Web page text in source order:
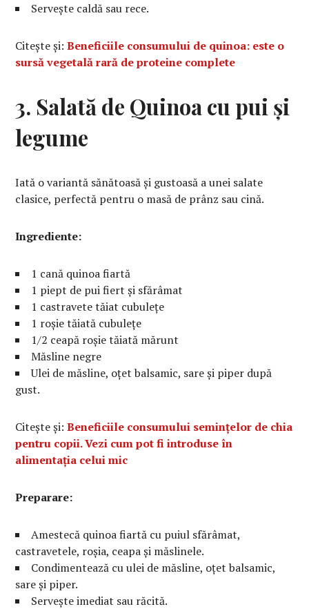
Servește caldă sau rece.
Citește și:Beneficiile consumului de quinoa: este o
sursă vegetală rară de proteine complete
3. Salată de Quinoa cu pui și
legume
Iată o variantă sănătoasă și gustoasă a unei salate
clasice, perfectă pentru o masă de prânz sau cină.
Ingrediente:
1 cană quinoa fiartă
1 piept de pui fiert și sfărâmat
1 castravete tăiat cubulețe
1 roșie tăiată cubulețe
1/2 ceapă roșie tăiată mărunt
Măsline negre
Ulei de măsline, oțet balsamic, sare și piper după
gust.
Citește și:Beneficiile consumului semințelor de chia
pentru copii. Vezi cum pot fi introduse în
alimentația celui mic
Preparare:
Amestecă quinoa fiartă cu puiul sfărâmat,
castravetele, roșia, ceapa și măslinele.
Condimentează cu ulei de măsline, oțet balsamic,
sare și piper.
Servește imediat sau răcită.